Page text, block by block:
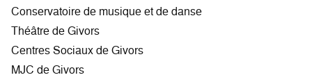
Conservatoire de musique et de danse
Théâtre de Givors
Centres Sociaux de Givors
MJC de Givors